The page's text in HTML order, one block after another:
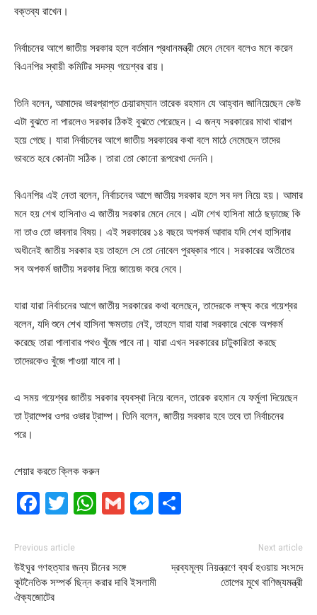
বক্তব্য রাখেন।
নির্বাচনের আগে জাতীয় সরকার হলে বর্তমান প্রধানমন্ত্রী মেনে নেবেন বলেও মনে করেন
বিএনপির স্থায়ী কমিটির সদস্য গয়েশ্বর রায়।
তিনি বলেন, আমাদের ভারপ্রাপ্ত চেয়ারম্যান তারেক রহমান যে আহ্বান জানিয়েছেন কেউ
এটা বুঝতে না পারলেও সরকার ঠিকই বুঝতে পেরেছেন। এ জন্য সরকারের মাথা খারাপ
হয়ে গেছে। যারা নির্বাচনের আগে জাতীয় সরকারের কথা বলে মাঠে নেমেছেন তাদের
ভাবতে হবে কোনটা সঠিক। তারা তো কোনো রূপরেখা দেননি।
বিএনপির এই নেতা বলেন, নির্বাচনের আগে জাতীয় সরকার হলে সব দল নিয়ে হয়। আমার
মনে হয় শেখ হাসিনাও এ জাতীয় সরকার মেনে নেবে। এটা শেখ হাসিনা মাঠে ছড়াচ্ছে কি
না তাও তো ভাবনার বিষয়। এই সরকারের ১৪ বছরে অপকর্ম আবার যদি শেখ হাসিনার
অধীনেই জাতীয় সরকার হয় তাহলে সে তো নোবেল পুরষ্কার পাবে। সরকারের অতীতের
সব অপকর্ম জাতীয় সরকার দিয়ে জায়েজ করে নেবে।
যারা যারা নির্বাচনের আগে জাতীয় সরকারের কথা বলেছেন, তাদেরকে লক্ষ্য করে গয়েশ্বর
বলেন, যদি শুনে শেখ হাসিনা ক্ষমতায় নেই, তাহলে যারা যারা সরকারে থেকে অপকর্ম
করেছে তারা পালাবার পথও খুঁজে পাবে না। যারা এখন সরকারের চাটুকারিতা করছে
তাদেরকেও খুঁজে পাওয়া যাবে না।
এ সময় গয়েশ্বর জাতীয় সরকার ব্যবস্থা নিয়ে বলেন, তারেক রহমান যে ফর্মুলা দিয়েছেন
তা ট্রাম্পের ওপর ওভার ট্রাম্প। তিনি বলেন, জাতীয় সরকার হবে তবে তা নির্বাচনের
পরে।
শেয়ার করতে ক্লিক করুন
Facebook
Twitter
WhatsApp
GmailMessenger
Previous article
উইঘুর গণহত্যার জন্য চীনের সঙ্গে
কূটনৈতিক সম্পর্ক ছিন্ন করার দাবি ইসলামী
ঐক্যজোটের
Next article
দ্রব্যমূল্য নিয়ন্ত্রণে ব্যর্থ হওয়ায় সংসদে
তোপের মুখে বাণিজ্যমন্ত্রী